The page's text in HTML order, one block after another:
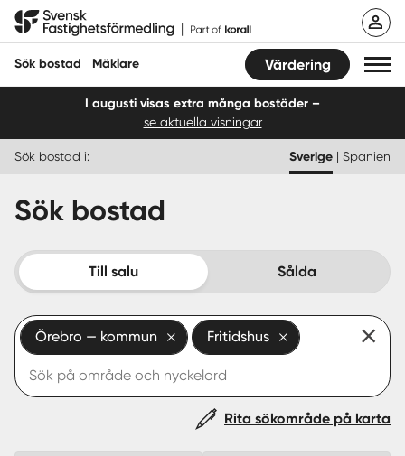
Hoppa
Svensk Fastighetsförmedling
Sök bostad Mäklare Värdering
Sälja
Köpa
Start
Logga in
I augusti visas extra många bostäder –
se aktuella visningar
Sök bostad i: Sverige | Spanien
Sök bostad
Till salu Sålda
Örebro — kommun Fritidshus
Rita sökområde på karta